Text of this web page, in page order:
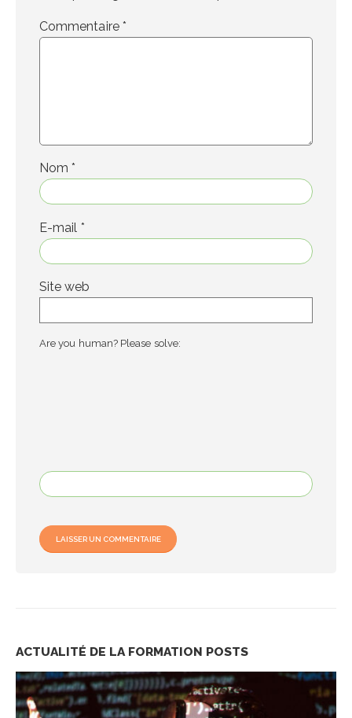
Commentaire *
Nom*
E-mail *
Site web
Are you human? Please solve:
ACTUALITÉ DE LA FORMATION POSTS